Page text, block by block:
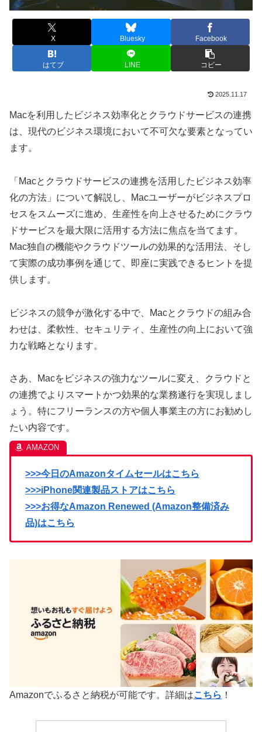
X Bluesky Facebook
はてブ LINE コピー
2025.11.17
Macを利用したビジネス効率化とクラウドサービスの連携
は、現代のビジネス環境において不可欠な要素となってい
ます。
「Macとクラウドサービスの連携を活用したビジネス効率
化の方法」について解説し、Macユーザーがビジネスプロ
セスをスムーズに進め、生産性を向上させるためにクラウ
ドサービスを最大限に活用する方法に焦点を当てます。
Mac独自の機能やクラウドツールの効果的な活用法、そし
て実際の成功事例を通じて、即座に実践できるヒントを提
供します。
ビジネスの競争が激化する中で、Macとクラウドの組み合
わせは、柔軟性、セキュリティ、生産性の向上において強
力な戦略となります。
さあ、Macをビジネスの強力なツールに変え、クラウドと
の連携でよりスマートかつ効果的な業務遂行を実現しまし
ょう。特にフリーランスの方や個人事業主の方にお勧めし
たい内容です。
>>>今日のAmazonタイムセールはこちら
>>>iPhone関連製品ストアはこちら
>>>お得なAmazon Renewed (Amazon整備済み
品)はこちら
Amazonでふるさと納税が可能です。詳細はこちら ！